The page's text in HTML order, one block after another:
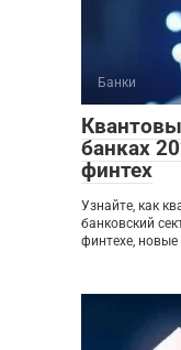
Банки
банках
финтех
Узнайте, как
банковский
финтехе, новые